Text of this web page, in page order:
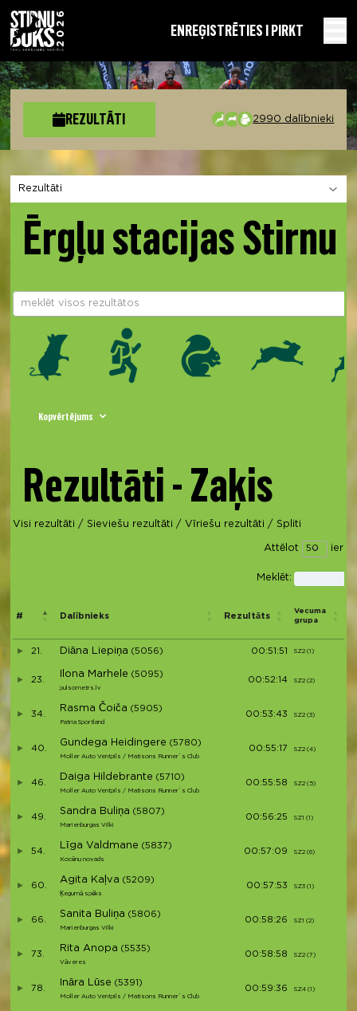
ENREĢISTRĒTIES I PIRKT
REZULTĀTI 2990 dalībnieki
Izvēlies sadaļu
Ērgļu stacijas Stirnu
Kopvērtējums
Rezultāti - Zaķis
Visi rezultāti / Sieviešu rezultāti / Vīriešu rezultāti / Spliti
Attēlot
Meklēt:
# Dalībnieks Rezultāts
Vecuma
grupa
21. Diāna Liepiņa (5056) 00:51:51 SZ2 (1)
23.
Ilona Marhele (5095)
pulsometrs.lv
00:52:14 SZ2 (2)
34.
Rasma Čoiča (5905)
Patria Sportland
00:53:43 SZ2 (3)
40.
Gundega Heidingere (5780)
Moller Auto Ventpils / Matisons Runner`s Club
00:55:17 SZ2 (4)
46.
Daiga Hildebrante (5710)
Moller Auto Ventpils / Matisons Runner`s Club
00:55:58 SZ2 (5)
49.
Sandra Buliņa (5807)
Marienburgas Vilki
00:56:25 SZ1 (1)
54.
Līga Valdmane (5837)
Kocēnu novads
00:57:09 SZ2 (6)
60.
Agita Kaļva (5209)
Ķegumā spēks
00:57:53 SZ3 (1)
66.
Sanita Buliņa (5806)
Marienburgas Vilki
00:58:26 SZ1 (2)
73.
Rita Anopa (5535)
Vāveres
00:58:58 SZ2 (7)
78.
Ināra Lūse (5391)
Moller Auto Ventpils / Matisons Runner`s Club
00:59:36 SZ4 (1)